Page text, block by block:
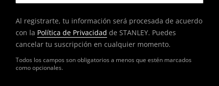
Todos los campos son obligatorios a menos que estén marcados
como opcionales.
Al registrarte, tu información será procesada de acuerdo
con la Política de Privacidad de STANLEY. Puedes
cancelar tu suscripción en cualquier momento.